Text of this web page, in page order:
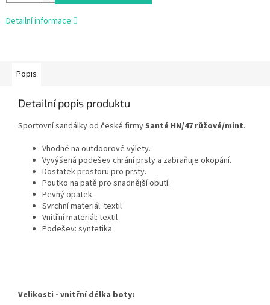
Detailní informace
Popis
Detailní popis produktu
Sportovní sandálky od české firmySanté HN/47 růžové/mint.
Vhodné na outdoorové výlety.
Vyvýšená podešev chrání prsty a zabraňuje okopání.
Dostatek prostoru pro prsty.
Poutko na patě pro snadnější obutí.
Pevný opatek.
Svrchní materiál: textil
Vnitřní materiál: textil
Podešev: syntetika
Velikosti - vnitřní délka boty: